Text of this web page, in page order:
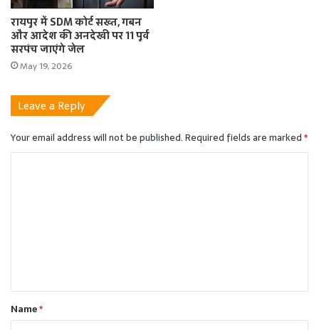
रायपुर में SDM कोर्ट सख्त, गबन
और आदेश की अनदेखी पर 11 पूर्व
सरपंच जाएंगे जेल
May 19, 2026
Leave a Reply
Your email address will not be published.Required fields are marked*
t
*Name*